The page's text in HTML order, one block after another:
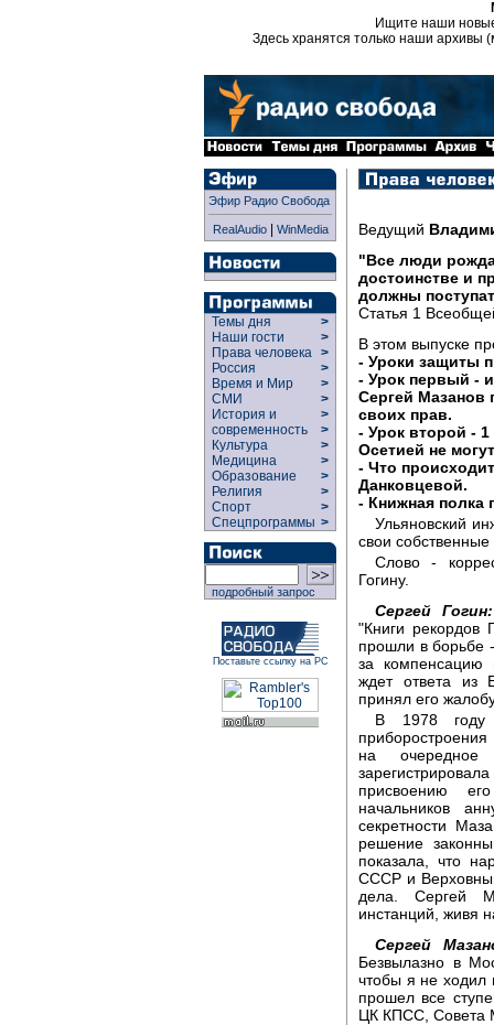
Ищите наши
Здесь хранятся только наши архивы
Эфир Радио Свобода
RealAudio| WinMedia
Темы дня
>
Наши гости
>
Права человека >
Россия
>
Время и Мир
>
СМИ
>
История и
современность
>
>
Культура
>
Медицина
>
Образование
>
Религия
>
Спорт
>
Спецпрограммы >
подробный запрос
Поставьте ссылку на РС
Ведущий
"Все люди
достоинстве и
должны
Статья 1
В этом выпуске
- Уроки защиты
- Урок первый -
Сергей Мазанов
своих прав.
- Урок второй -
Осетией не
- Что
Данковцевой.
- Книжная
Ульяновский
свои
Слово -
Гогину.
Сергей Гогин:
"Книги рекордов
прошли в борьбе
за компенсацию
ждет ответа из
принял его
В 1978 году
на очередное
присвоению
начальников
секретности
решение
показала, что
СССР и
дела. Сергей
инстанций, живя
Сергей
Безвылазно в
чтобы я не ходил
прошел все
ЦК КПСС, Совета